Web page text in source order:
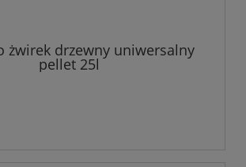
żwirek drzewny uniwersalny
pellet 25l